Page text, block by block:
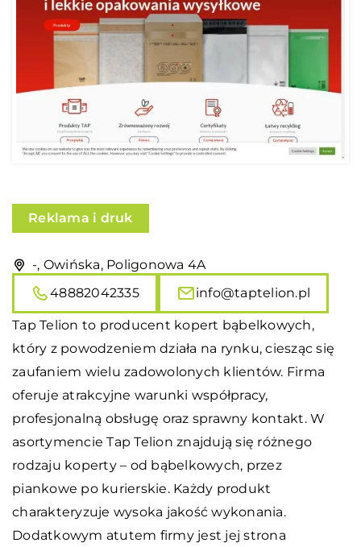
Reklama i druk
-, Owińska, Poligonowa 4A
48882042335
info@taptelion.pl
Tap Telion to producent kopert bąbelkowych,
który z powodzeniem działa na rynku, ciesząc się
zaufaniem wielu zadowolonych klientów. Firma
oferuje atrakcyjne warunki współpracy,
profesjonalną obsługę oraz sprawny kontakt. W
asortymencie Tap Telion znajdują się różnego
rodzaju koperty – od bąbelkowych, przez
piankowe po kurierskie. Każdy produkt
charakteryzuje wysoka jakość wykonania.
Dodatkowym atutem firmy jest jej strona